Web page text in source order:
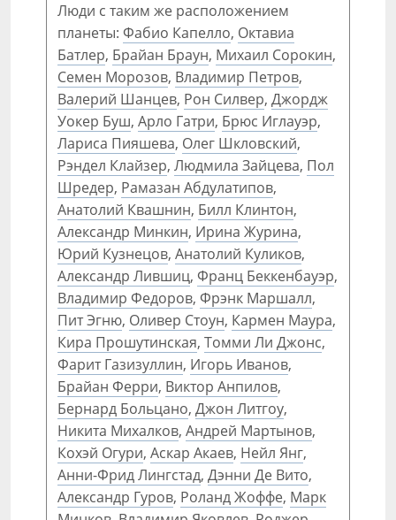
Люди с таким же расположением
планеты: Фабио Капелло, Октавиа
Батлер, Брайан Браун, Михаил Сорокин,
Семен Морозов, Владимир Петров,
Валерий Шанцев, Рон Силвер, Джордж
Уокер Буш, Арло Гатри, Брюс Иглауэр,
Лариса Пияшева, Олег Шкловский,
Рэндел Клайзер, Людмила Зайцева, Пол
Шредер, Рамазан Абдулатипов,
Анатолий Квашнин, Билл Клинтон,
Александр Минкин, Ирина Журина,
Юрий Кузнецов, Анатолий Куликов,
Александр Лившиц, Франц Беккенбауэр,
Владимир Федоров, Фрэнк Маршалл,
Пит Эгню, Оливер Стоун, Кармен Маура,
Кира Прошутинская, Томми Ли Джонс,
Фарит Газизуллин, Игорь Иванов,
Брайан Ферри, Виктор Анпилов,
Бернард Больцано, Джон Литгоу,
Никита Михалков, Андрей Мартынов,
Кохэй Огури, Аскар Акаев, Нейл Янг,
Анни-Фрид Лингстад, Дэнни Де Вито,
Александр Гуров, Роланд Жоффе, Марк